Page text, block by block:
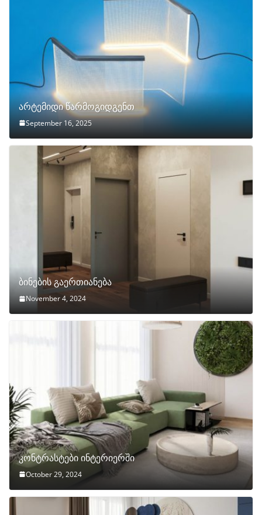
არტემიდი წარმოგიდგენთ
September 16, 2025
ბინების გაერთიანება
November 4, 2024
კონტრასტები ინტერიერში
October 29, 2024